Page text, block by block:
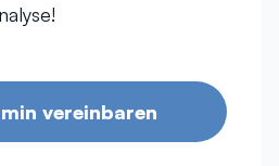
vereinbaren